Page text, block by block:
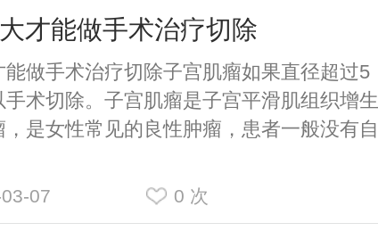
才能做手术治疗切除
做手术治疗切除子宫肌瘤如果直径超过5
手术切除。子宫肌瘤是子宫平滑肌组织增生
是女性常见的良性肿瘤，患者一般没有自
07 0 次